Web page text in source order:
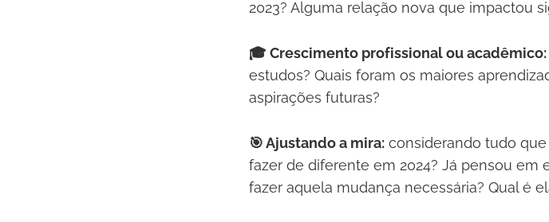
2023? Alguma relação nova que impactou
🎓 Crescimento profissional ou acadêmico:
estudos? Quais foram os maiores
aspirações futuras?
🎯 Ajustando a mira: considerando tudo
fazer de diferente em 2024? Já pensou
fazer aquela mudança necessária? Qual é